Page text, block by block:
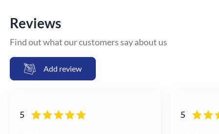
Reviews
Find out what our customers say about us
Add review
5 5